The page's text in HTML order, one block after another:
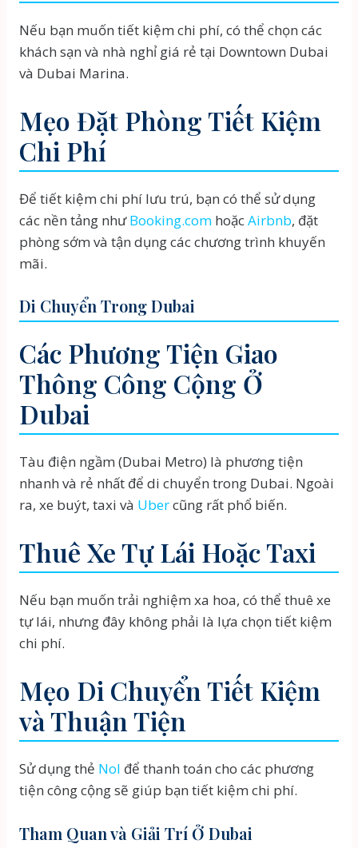
Nếu bạn muốn tiết kiệm chi phí, có thể chọn các
khách sạn và nhà nghỉ giá rẻ tại Downtown Dubai
và Dubai Marina.
Mẹo Đặt Phòng Tiết Kiệm
Chi Phí
Để tiết kiệm chi phí lưu trú, bạn có thể sử dụng
các nền tảng nhưBooking.comhoặcAirbnb, đặt
phòng sớm và tận dụng các chương trình khuyến
mãi.
Di Chuyển Trong Dubai
Các Phương Tiện Giao
Thông Công Cộng Ở
Dubai
Tàu điện ngầm (Dubai Metro) là phương tiện
nhanh và rẻ nhất để di chuyển trong Dubai. Ngoài
ra, xe buýt, taxi và Ubercũng rất phổ biến.
Thuê Xe Tự Lái Hoặc Taxi
Nếu bạn muốn trải nghiệm xa hoa, có thể thuê xe
tự lái, nhưng đây không phải là lựa chọn tiết kiệm
chi phí.
Mẹo Di Chuyển Tiết Kiệm
và Thuận Tiện
Sử dụng thẻ Nol để thanh toán cho các phương
tiện công cộng sẽ giúp bạn tiết kiệm chi phí.
Tham Quan và Giải Trí Ở Dubai